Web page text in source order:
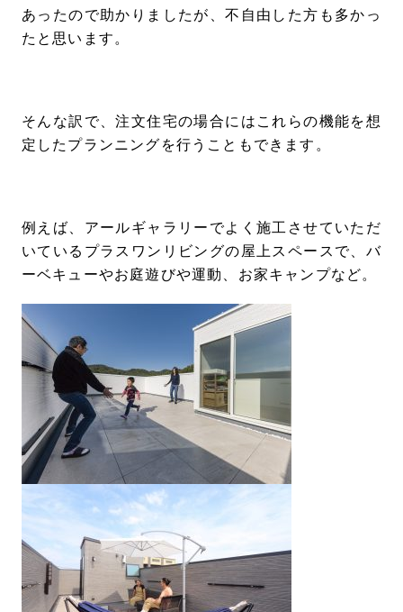
あったので助かりましたが、不自由した方も多かっ
たと思います。
そんな訳で、注文住宅の場合にはこれらの機能を想
定したプランニングを行うこともできます。
例えば、アールギャラリーでよく施工させていただ
いているプラスワンリビングの屋上スペースで、バ
ーベキューやお庭遊びや運動、お家キャンプなど。